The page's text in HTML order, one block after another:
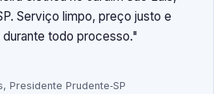
Serviço limpo, preço justo e
todo processo.
Presidente Prudente‑SP